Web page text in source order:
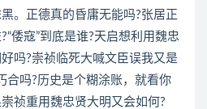
。正德真的昏庸无能吗?张居正
倭寇”到底是谁?天启想利用魏忠
吗?崇祯临死大喊文臣误我又是
合吗?历史是个糊涂账，就看你
祯重用魏忠贤大明又会如何?